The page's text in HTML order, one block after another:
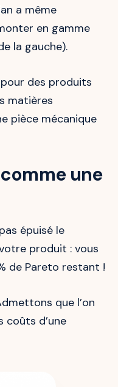
a même
en gamme
la gauche).
des produits
matières
pièce mécanique
une
épuisé le
produit : vous
de Pareto restant !
que l’on
coûts d’une